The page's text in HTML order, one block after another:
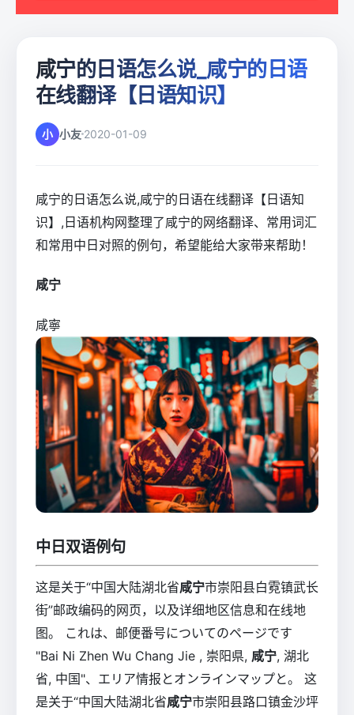
咸宁的日语怎么说_咸宁的日语
在线翻译【日语知识】
小 小友 2020-01-09
咸宁的日语怎么说,咸宁的日语在线翻译【日语知
识】,日语机构网整理了咸宁的网络翻译、常用词汇
和常用中日对照的例句，希望能给大家带来帮助！
咸宁
咸寧
中日双语例句
这是关于“中国大陆湖北省咸宁市崇阳县白霓镇武长
街”邮政编码的网页，以及详细地区信息和在线地
图。 これは、邮便番号についてのページです
"Bai Ni Zhen Wu Chang Jie , 崇阳県, 咸宁, 湖北
省, 中国"、エリア情报とオンラインマップと。 这
是关于“中国大陆湖北省咸宁市崇阳县路口镇金沙坪